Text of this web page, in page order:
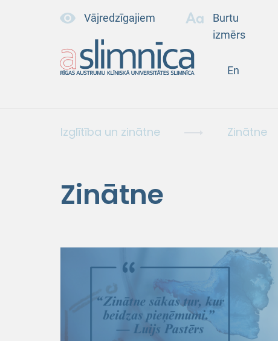
Vājredzīgajiem
Burtu
izmērs
En
Izglītība un zinātne Zinātne
Zinātne